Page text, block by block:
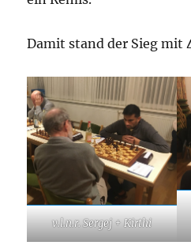
Damit stand der Sieg mit
v.l.n.r. Sergej + Kirthi